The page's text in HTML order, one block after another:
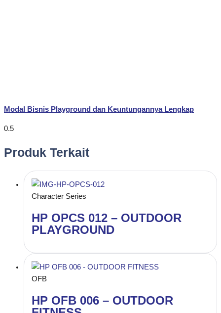
Modal Bisnis Playground dan Keuntungannya Lengkap
Produk Terkait
Character Series
HP OPCS 012 – OUTDOOR
PLAYGROUND
OFB
HP OFB 006 – OUTDOOR